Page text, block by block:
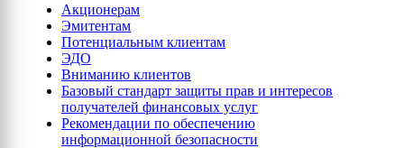
Акционерам
Эмитентам
Потенциальным клиентам
ЭДО
Вниманию клиентов
Базовый стандарт защиты прав и интересов
получателей финансовых услуг
Рекомендации по обеспечению
информационной безопасности